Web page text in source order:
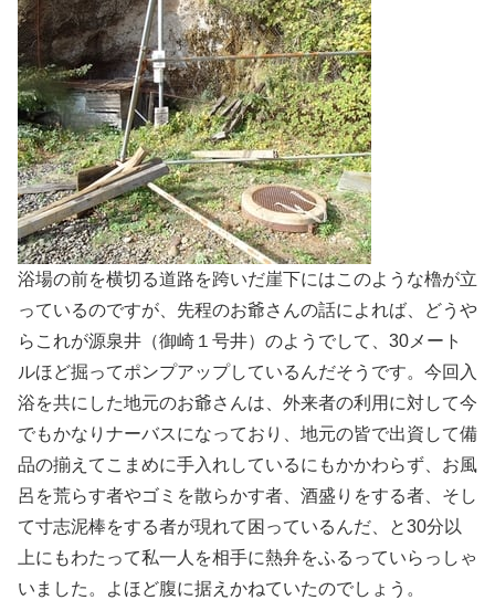
浴場の前を横切る道路を跨いだ崖下にはこのような櫓が立
っているのですが、先程のお爺さんの話によれば、どうや
らこれが源泉井（御崎１号井）のようでして、30メート
ルほど掘ってポンプアップしているんだそうです。今回入
浴を共にした地元のお爺さんは、外来者の利用に対して今
でもかなりナーバスになっており、地元の皆で出資して備
品の揃えてこまめに手入れしているにもかかわらず、お風
呂を荒らす者やゴミを散らかす者、酒盛りをする者、そし
て寸志泥棒をする者が現れて困っているんだ、と30分以
上にもわたって私一人を相手に熱弁をふるっていらっしゃ
いました。よほど腹に据えかねていたのでしょう。